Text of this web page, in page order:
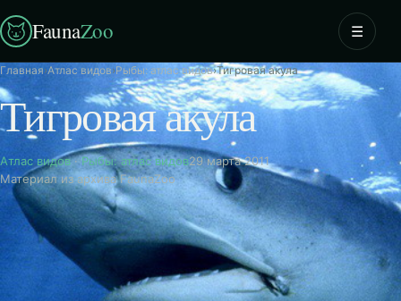
FaunaZoo ☰
Главная›Атлас видов›Рыбы: атлас видов›Тигровая акула
Тигровая акула
Атлас видов·Рыбы: атлас видов29 марта 2011
Материал из архива FaunaZoo